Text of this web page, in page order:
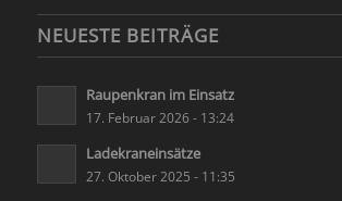
NEUESTE BEITRÄGE
Raupenkran im Einsatz
17. Februar 2026 - 13:24
Ladekraneinsätze
27. Oktober 2025 - 11:35